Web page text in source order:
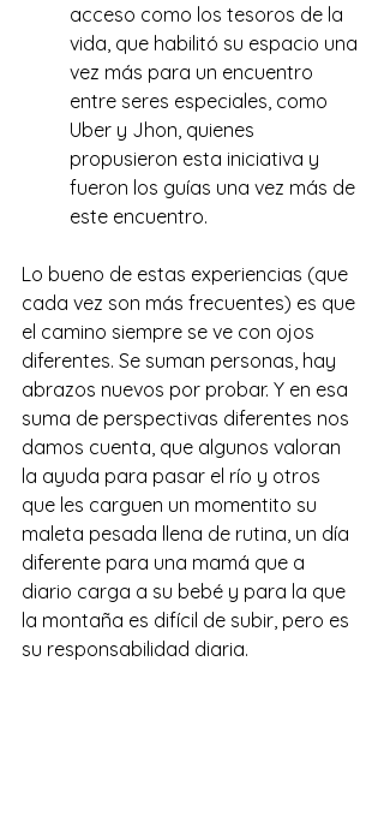
acceso como los tesoros de la
vida, que habilitó su espacio una
vez más para un encuentro
entre seres especiales, como
Uber y Jhon, quienes
propusieron esta iniciativa y
fueron los guías una vez más de
este encuentro.
Lo bueno de estas experiencias (que
cada vez son más frecuentes) es que
el camino siempre se ve con ojos
diferentes. Se suman personas, hay
abrazos nuevos por probar. Y en esa
suma de perspectivas diferentes nos
damos cuenta, que algunos valoran
la ayuda para pasar el río y otros
que les carguen un momentito su
maleta pesada llena de rutina, un día
diferente para una mamá que a
diario carga a su bebé y para la que
la montaña es difícil de subir, pero es
su responsabilidad diaria.